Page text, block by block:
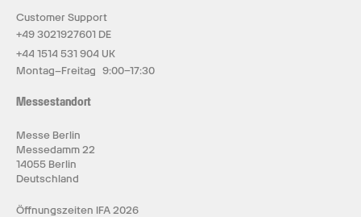
Customer Support
+49 3021927601 DE
+44 1514 531 904 UK
Montag–Freitag 9:00–17:30
Messestandort
Messe Berlin
Messedamm 22
14055 Berlin
Deutschland
Öffnungszeiten IFA 2026